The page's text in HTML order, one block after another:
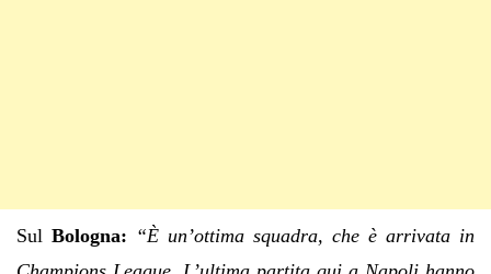
Sul Bologna: “È un’ottima squadra, che è arrivata in